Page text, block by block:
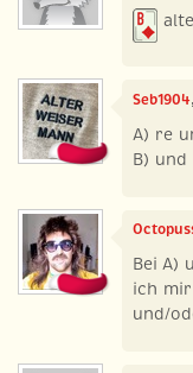
Seb1904
A) re
B) und
Bei A)
ich
und/